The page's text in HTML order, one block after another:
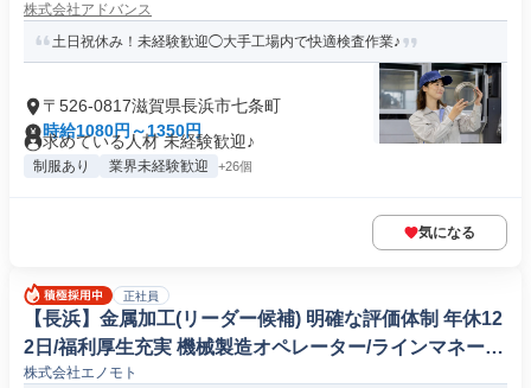
株式会社アドバンス
土日祝休み！未経験歓迎◯大手工場内で快適検査作業♪
〒526-0817滋賀県長浜市七条町
時給1080円～1350円
求めている人材 未経験歓迎♪
制服あり 業界未経験歓迎 +26個
気になる
正社員
【長浜】金属加工(リーダー候補) 明確な評価体制 年休12
2日/福利厚生充実 機械製造オペレーター/ラインマネージ
ャー
株式会社エノモト